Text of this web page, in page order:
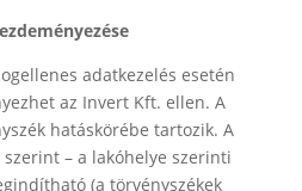
adatkezelés esetén
az Invert Kft. ellen. A
hatáskörébe tartozik. A
szerint – a lakóhelye szerinti
(a törvényszékek